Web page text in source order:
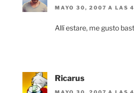
MAYO 30, 2007 A LAS
Allí estare, me gusto
Ricarus